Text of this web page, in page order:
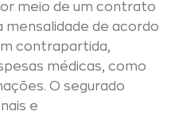
meio de um contrato
mensalidade de acordo
contrapartida,
médicas, como
O segurado
e